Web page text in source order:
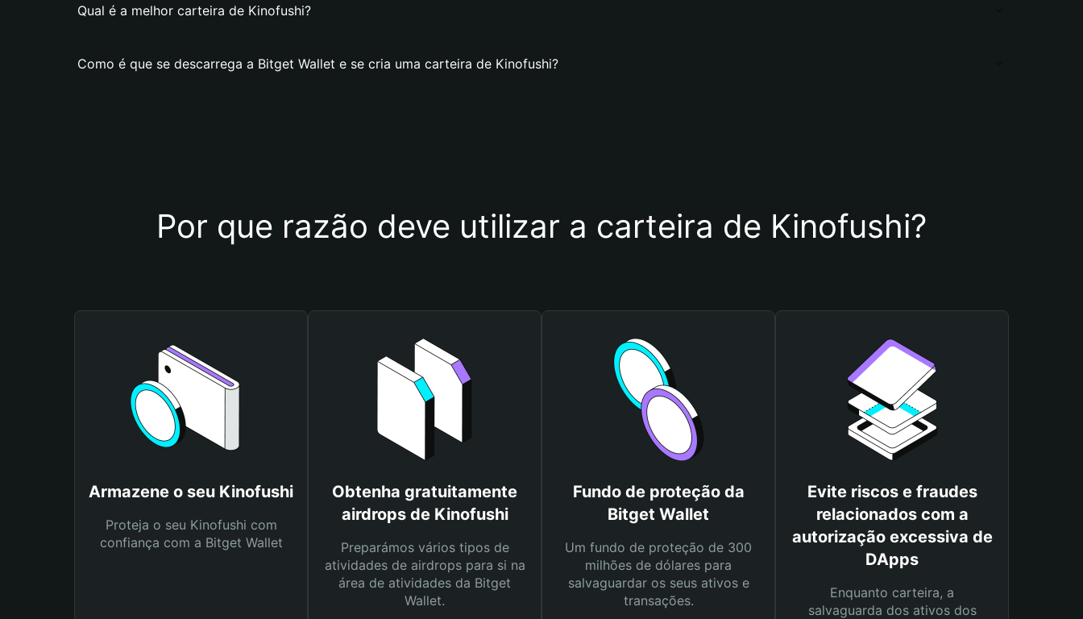
Qual é a melhor carteira de Kinofushi?
Como é que se descarrega a Bitget Wallet e se cria uma carteira de Kinofushi?
Por que razão deve utilizar a carteira de Kinofushi?
Armazene o seu Kinofushi
Proteja o seu Kinofushi com
confiança com a Bitget Wallet
Obtenha gratuitamente
airdrops de Kinofushi
Preparámos vários tipos de
atividades de airdrops para si na
área de atividades da Bitget
Wallet.
Fundo de proteção da
Bitget Wallet
Um fundo de proteção de 300
milhões de dólares para
salvaguardar os seus ativos e
transações.
Evite riscos e fraudes
relacionados com a
autorização excessiva de
DApps
Enquanto carteira, a
salvaguarda dos ativos dos